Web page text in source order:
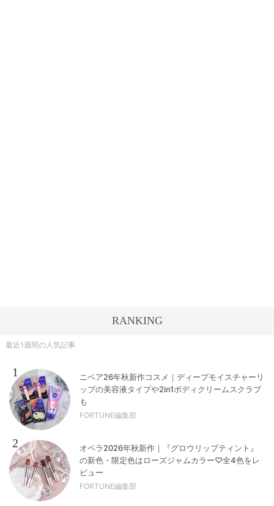
RANKING
最近1週間の人気記事
1
ニベア26年秋新作コスメ｜ディープモイスチャーリ
ップの美容液タイプや2in1ボディクリームスクラブ
も
FORTUNE編集部
2
オペラ2026年秋新作｜『グロウリップティント』
の新色・限定色はローズジャムカラー♡全4色をレ
ビュー
FORTUNE編集部